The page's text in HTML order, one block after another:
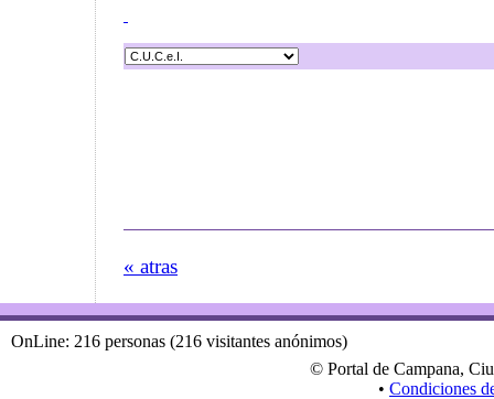
« atras
OnLine: 216 personas (216 visitantes anónimos)
© Portal de Campana,
• Condiciones